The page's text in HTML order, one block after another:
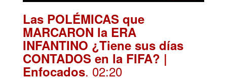
Las POLÉMICAS que
MARCARON la ERA
INFANTINO ¿Tiene sus días
CONTADOS en la FIFA? |
Enfocados. 02:20